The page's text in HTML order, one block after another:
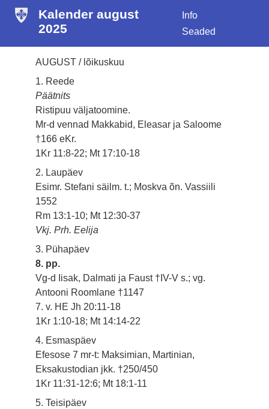
Kalender august
2025
Info
Seaded
AUGUST / lõikuskuu
1. Reede
Päätnits
Ristipuu väljatoomine.
Mr-d vennad Makkabid, Eleasar ja Saloome
†166 eKr.
1Kr 11:8-22; Mt 17:10-18
2. Laupäev
Esimr. Stefani säilm. t.; Moskva õn. Vassiili
1552
Rm 13:1-10; Mt 12:30-37
Vkj. Prh. Eelija
3. Pühapäev
8. pp.
Vg-d Iisak, Dalmati ja Faust †IV-V s.; vg.
Antooni Roomlane †1147
7. v. HE Jh 20:11-18
1Kr 1:10-18; Mt 14:14-22
4. Esmaspäev
Efesose 7 mr-t: Maksimian, Martinian,
Eksakustodian jkk. †250/450
1Kr 11:31-12:6; Mt 18:1-11
5. Teisipäev